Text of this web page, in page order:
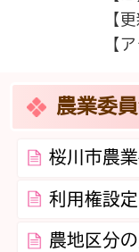
【
【
農業委
桜川市農
利用権設
農地区分